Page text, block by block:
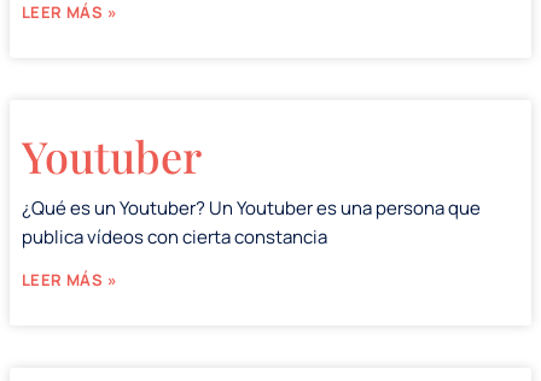
LEER MÁS »
Youtuber
¿Qué es un Youtuber? Un Youtuber es una persona que
publica vídeos con cierta constancia
LEER MÁS »